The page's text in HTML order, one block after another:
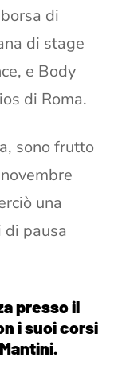
di
di stage
e Body
di Roma.
sono frutto
una
pausa
presso il
i suoi corsi